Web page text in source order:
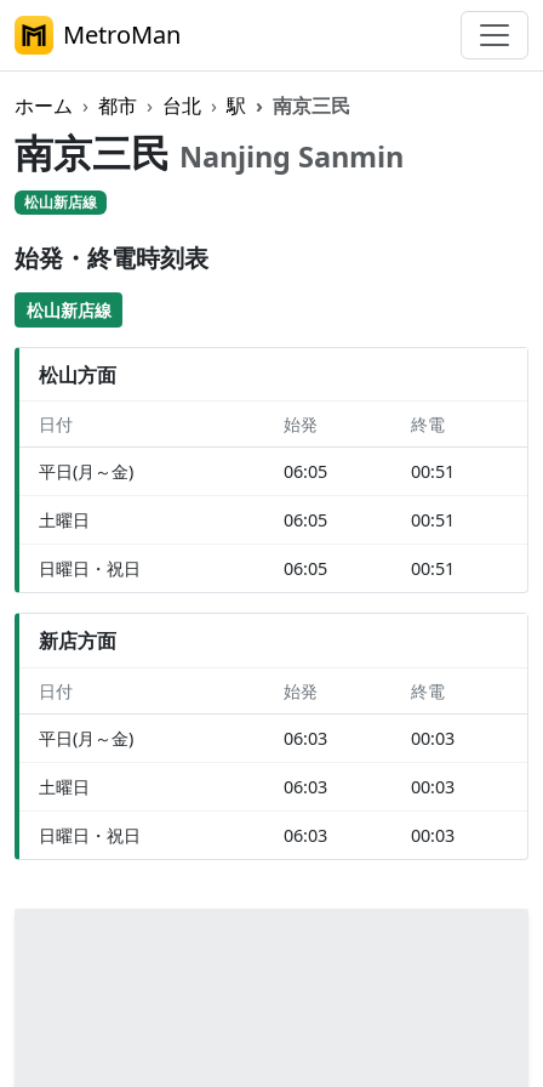
MetroMan
ホーム 都市 台北 駅 南京三民
南京三民 Nanjing Sanmin
松山新店線
始発・終電時刻表
松山新店線
松山方面
日付 始発 終電
平日(月～金) 06:05 00:51
土曜日 06:05 00:51
日曜日・祝日 06:05 00:51
新店方面
日付 始発 終電
平日(月～金) 06:03 00:03
土曜日 06:03 00:03
日曜日・祝日 06:03 00:03